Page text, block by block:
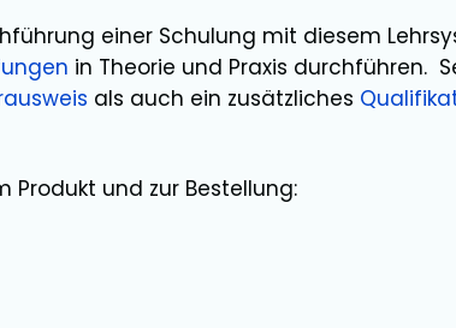
einer Schulung mit diesem
in Theorie und Praxis durchführen.
als auch ein zusätzliches
Produkt und zur Bestellung: